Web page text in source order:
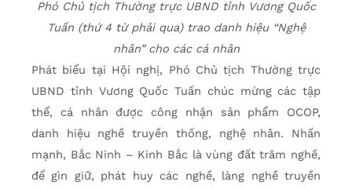
Phó Chủ tịch Thường trực UBND tỉnh Vương Quốc
Tuấn (thứ 4 từ phải qua) trao danh hiệu “Nghệ
nhân” cho các cá nhân
Phát biểu tại Hội nghị, Phó Chủ tịch Thường trực
UBND tỉnh Vương Quốc Tuấn chúc mừng các tập
thể, cá nhân được công nhận sản phẩm OCOP,
danh hiệu nghề truyền thống, nghệ nhân. Nhấn
mạnh, Bắc Ninh – Kinh Bắc là vùng đất trăm nghề,
để gìn giữ, phát huy các nghề, làng nghề truyền